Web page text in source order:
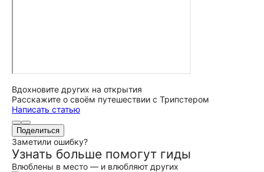
Вдохновите других на открытия
Расскажите о своём путешествии с Трипстером
Написать статью
Поделиться
Заметили ошибку?
Узнать больше помогут гиды
Влюблены в место — и влюбляют других